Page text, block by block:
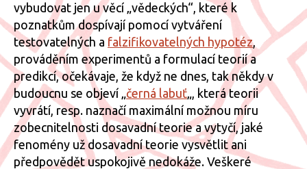
vybudovat jen u věcí „vědeckých“, které k
poznatkům dospívají pomocí vytváření
testovatelných a falzifikovatelných hypotéz,
prováděním experimentů a formulací teorií a
predikcí, očekávaje, že když ne dnes, tak někdy v
budoucnu se objeví „černá labuť„, která teorii
vyvrátí, resp. naznačí maximální možnou míru
zobecnitelnosti dosavadní teorie a vytyčí, jaké
fenomény už dosavadní teorie vysvětlit ani
předpovědět uspokojivě nedokáže. Veškeré